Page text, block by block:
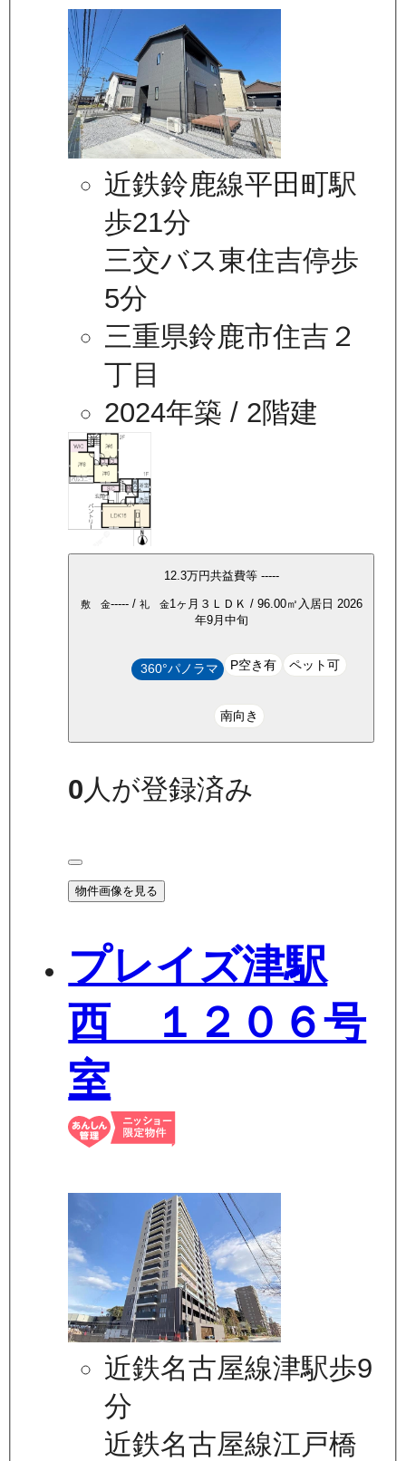
近鉄鈴鹿線平田町駅
歩21分
三交バス東住吉停歩
5分
三重県鈴鹿市住吉２
丁目
2024年築 / 2階建
12.3万円共益費等 -----
敷 金-----/ 礼 金1ヶ月 ３ＬＤＫ / 96.00㎡ 入居日 2026
年9月中旬
360°パノラマ P空き有 ペット可
南向き
0人が登録済み
物件画像を見る
プレイズ津駅
西 １２０６号
室
近鉄名古屋線津駅歩9
分
近鉄名古屋線江戸橋